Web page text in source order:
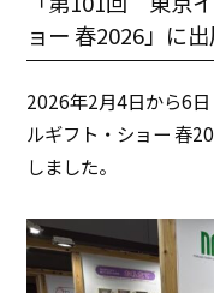
ョー 春2026」に
2026年2月4日から6
ルギフト・ショー 春
しました。